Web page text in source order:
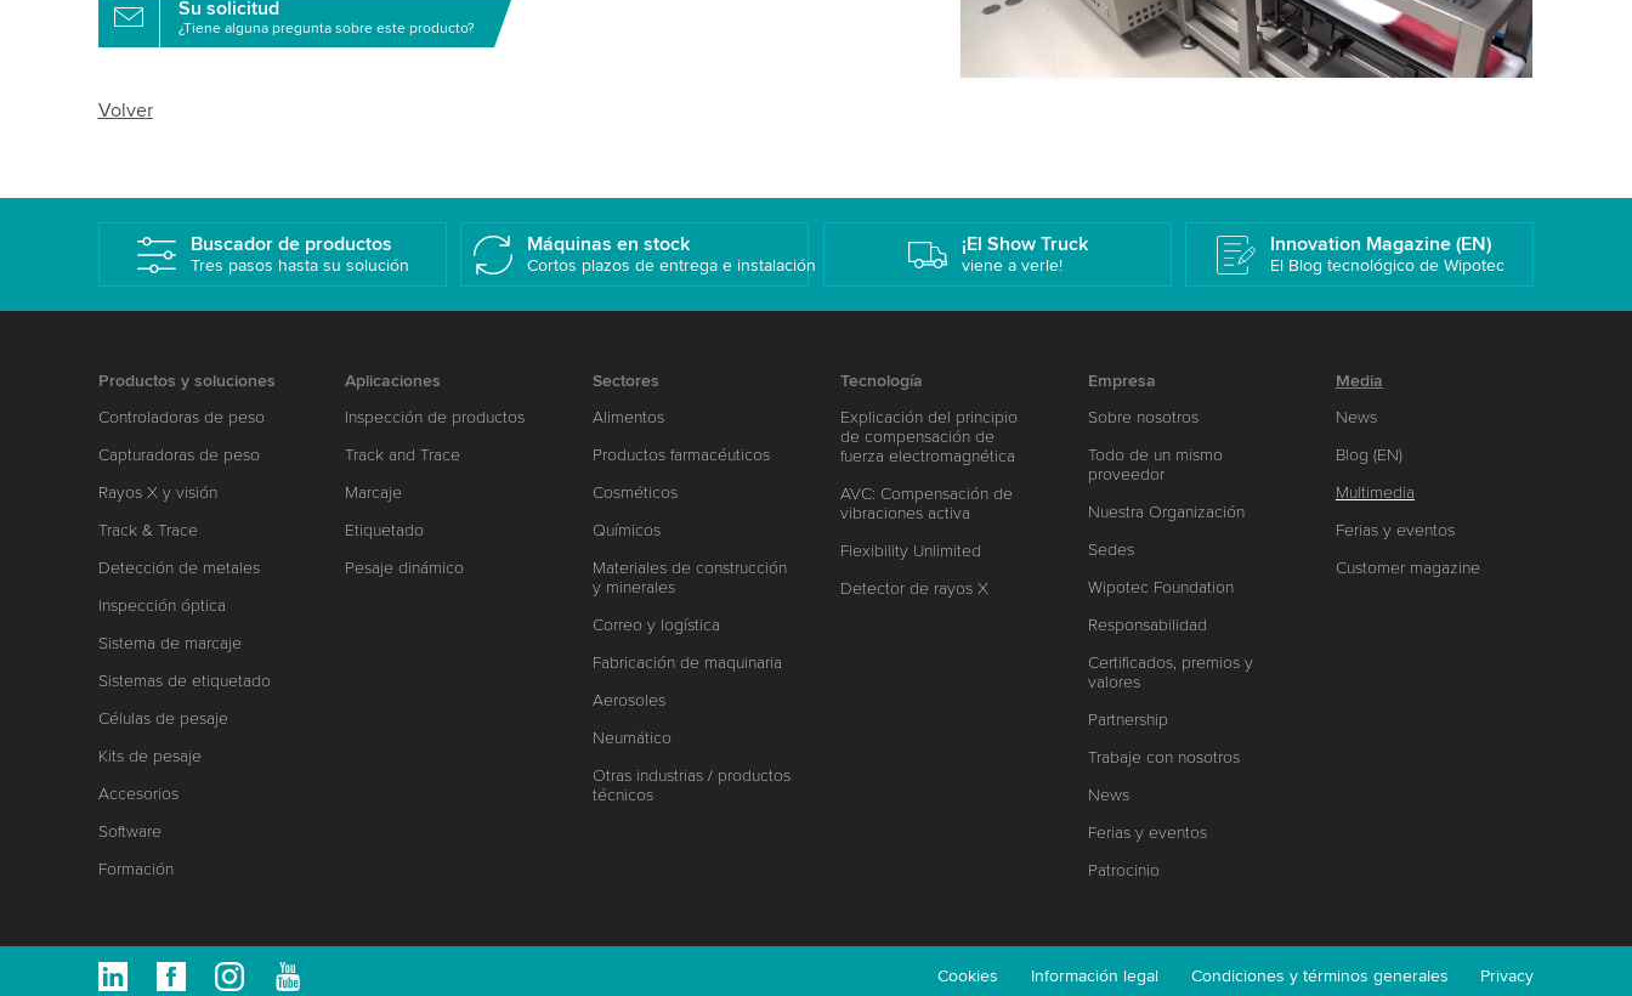
Aceptar Más información
Su solicitud
¿Tiene alguna pregunta sobre este producto?
Volver
Buscador de productos
Tres pasos hasta su solución
Máquinas en stock
Cortos plazos de entrega e instalación
¡El Show Truck
viene a verle!
Innovation Magazine (EN)
El Blog tecnológico de Wipotec
Productos y soluciones
Controladoras de peso
Capturadoras de peso
Rayos X y visión
Track & Trace
Detección de metales
Inspección óptica
Sistema de marcaje
Sistemas de etiquetado
Células de pesaje
Kits de pesaje
Accesorios
Software
Formación
Aplicaciones
Inspección de productos
Track and Trace
Marcaje
Etiquetado
Pesaje dinámico
Sectores
Alimentos
Productos farmacéuticos
Cosméticos
Químicos
Materiales de construcción
y minerales
Correo y logística
Fabricación de maquinaria
Aerosoles
Neumático
Otras industrias / productos
técnicos
Tecnología
Explicación del principio
de compensación de
fuerza electromagnética
AVC: Compensación de
vibraciones activa
Flexibility Unlimited
Detector de rayos X
Empresa
Sobre nosotros
Todo de un mismo
proveedor
Nuestra Organización
Sedes
Wipotec Foundation
Responsabilidad
Certificados, premios y
valores
Partnership
Trabaje con nosotros
News
Ferias y eventos
Patrocinio
Media
News
Blog (EN)
Multimedia
Ferias y eventos
Customer magazine
Cookies Información legal Condiciones y términos generales Privacy